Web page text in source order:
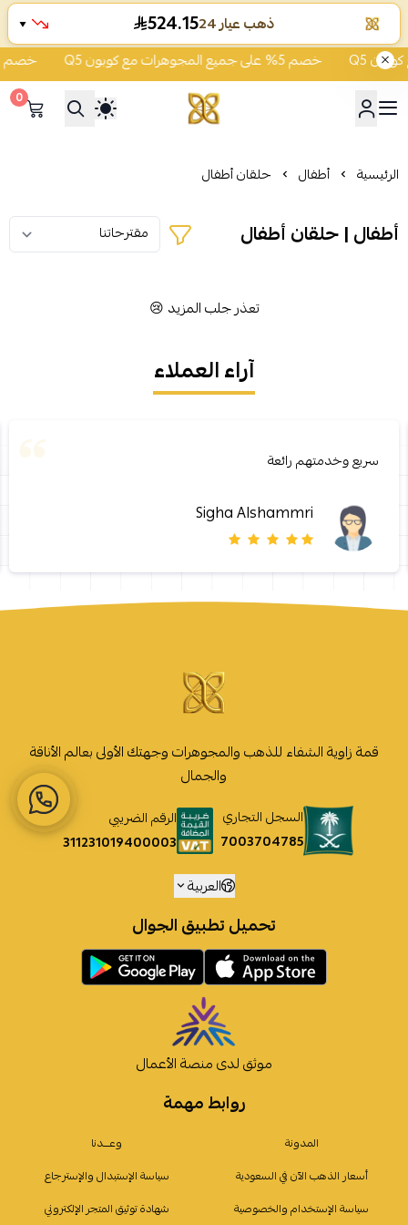
خصم 5% على جميع المجوهرات مع كوبون Q5 خصم 5% على جميع المجوهرات مع كوبون Q5
شركة قمة زاوية الشفاء
0
الرئيسية أطفال حلقان أطفال
أطفال | حلقان أطفال
تعذر جلب المزيد 😢
آراء العملاء
سريع وخدمتهم رائعة
Sigha Alshammri
روابط مهمة
المدونة
وعـــدنا
أسعار الذهب الآن في السعودية
سياسة الإستبدال والإسترجاع
سياسة الإستخدام والخصوصية
شهادة توثيق المتجر الإلكتروني
قمة زاوية الشفاء للذهب والمجوهرات وجهتك الأولى بعالم الأناقة
والجمال
السجل التجاري
7003704785
الرقم الضريبي
311231019400003
العربية
تحميل تطبيق الجوال
موثق لدى منصة الأعمال
ذهب عيار 24 524.15
▼